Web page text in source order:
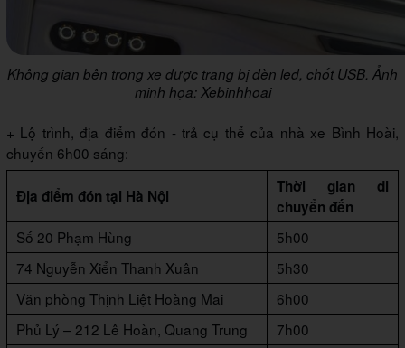
Không gian bên trong xe được trang bị đèn led, chốt USB. Ảnh
minh họa: Xebinhhoai
+ Lộ trình, địa điểm đón - trả cụ thể của nhà xe Bình Hoài,
chuyến 6h00 sáng:
Địa điểm đón tại Hà Nội
Thời gian di
chuyển đến
Số 20 Phạm Hùng
5h00
74 Nguyễn Xiển Thanh Xuân
5h30
Văn phòng Thịnh Liệt Hoàng Mai
6h00
Phủ Lý – 212 Lê Hoàn, Quang Trung
7h00